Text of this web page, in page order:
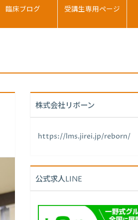
臨床ブログ 受講生専用ページ
株式会社リボーン
https://lms.jirei.jp/reborn/
公式求人LINE